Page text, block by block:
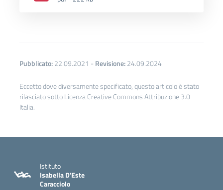
Pubblicato:22.09.2021 - Revisione:24.09.2024
Eccetto dove diversamente specificato, questo articolo è stato
rilasciato sotto Licenza Creative Commons Attribuzione 3.0
Italia.
Istituto
Isabella D'Este
Caracciolo